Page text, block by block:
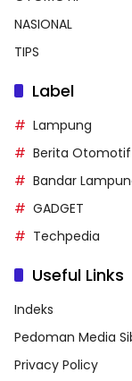
NASIONAL
TIPS
Label
Lampung
Berita Otomotif
Bandar
GADGET
Techpedia
Useful Links
Indeks
Pedoman Media
Privacy Policy